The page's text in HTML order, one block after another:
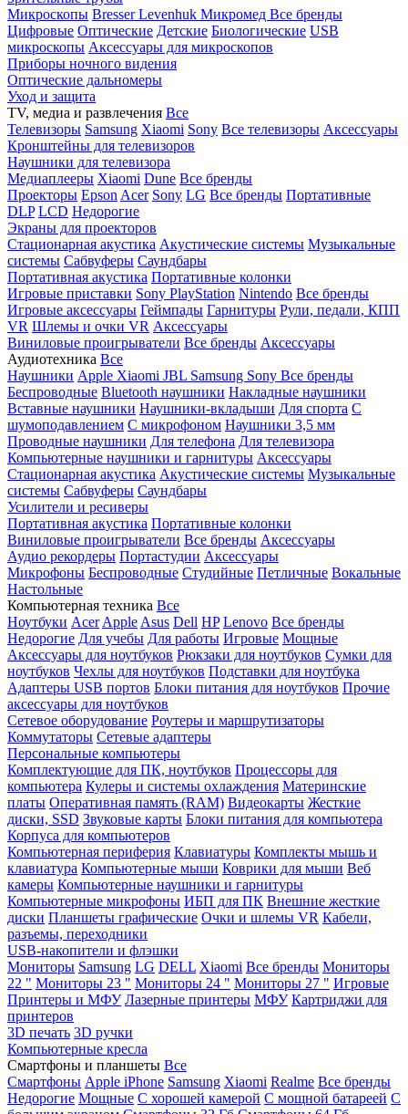
Микроскопы BresserLevenhuk Микромед Все бренды
Цифровые Оптические Детские Биологические USB
микроскопы Аксессуары для микроскопов
Приборы ночного видения
Оптические дальномеры
Уход и защита
TV, медиа и развлечения Все
Телевизоры Samsung Xiaomi Sony Все телевизоры Аксессуары
Кронштейны для телевизоров
Наушники для телевизора
Медиаплееры Xiaomi Dune Все бренды
Проекторы Epson Acer Sony LG Все бренды Портативные
DLP LCD Недорогие
Экраны для проекторов
Стационарная акустика Акустические системы Музыкальные
системы Сабвуферы Саундбары
Портативная акустика Портативные колонки
Игровые приставки Sony PlayStation Nintendo Все бренды
Игровые аксессуары Геймпады Гарнитуры Рули, педали, КПП
VR Шлемы и очки VR Аксессуары
Виниловые проигрыватели Все бренды Аксессуары
Аудиотехника Все
Наушники Apple Xiaomi JBL Samsung Sony Все бренды
Беспроводные Bluetooth наушники Накладные наушники
Вставные наушники Наушники-вкладыши Для спорта С
шумоподавлением С микрофоном Наушники 3,5 мм
Проводные наушники Для телефона Для телевизора
Компьютерные наушники и гарнитуры Аксессуары
Стационарная акустика Акустические системы Музыкальные
системы Сабвуферы Саундбары
Усилители и ресиверы
Портативная акустика Портативные колонки
Виниловые проигрыватели Все бренды Аксессуары
Аудио рекордеры Портастудии Аксессуары
Микрофоны Беспроводные Студийные Петличные Вокальные
Настольные
Компьютерная техника Все
Ноутбуки Acer Apple Asus Dell HP Lenovo Все бренды
Недорогие Для учебы Для работы Игровые Мощные
Аксессуары для ноутбуков Рюкзаки для ноутбуков Сумки для
ноутбуков Чехлы для ноутбуков Подставки для ноутбука
Адаптеры USB портов Блоки питания для ноутбуков Прочие
аксессуары для ноутбуков
Сетевое оборудование Роутеры и маршрутизаторы
Коммутаторы Сетевые адаптеры
Персональные компьютеры
Комплектующие для ПК, ноутбуков Процессоры для
компьютера Кулеры и системы охлаждения Материнские
платы Оперативная память (RAM) Видеокарты Жесткие
диски, SSD Звуковые карты Блоки питания для компьютера
Корпуса для компьютеров
Компьютерная периферия Клавиатуры Комплекты мышь и
клавиатура Компьютерные мыши Коврики для мыши Веб
камеры Компьютерные наушники и гарнитуры
Компьютерные микрофоны ИБП для ПК Внешние жесткие
диски Планшеты графические Очки и шлемы VR Кабели,
разъемы, переходники
USB-накопители и флэшки
Мониторы Samsung LG DELL Xiaomi Все бренды Мониторы
22 " Мониторы 23 " Мониторы 24 " Мониторы 27 " Игровые
Принтеры и МФУ Лазерные принтеры МФУ Картриджи для
принтеров
3D печать 3D ручки
Компьютерные кресла
Смартфоны и планшеты Все
Смартфоны Apple iPhone Samsung Xiaomi Realme Все бренды
Недорогие Мощные С хорошей камерой С мощной батареей С